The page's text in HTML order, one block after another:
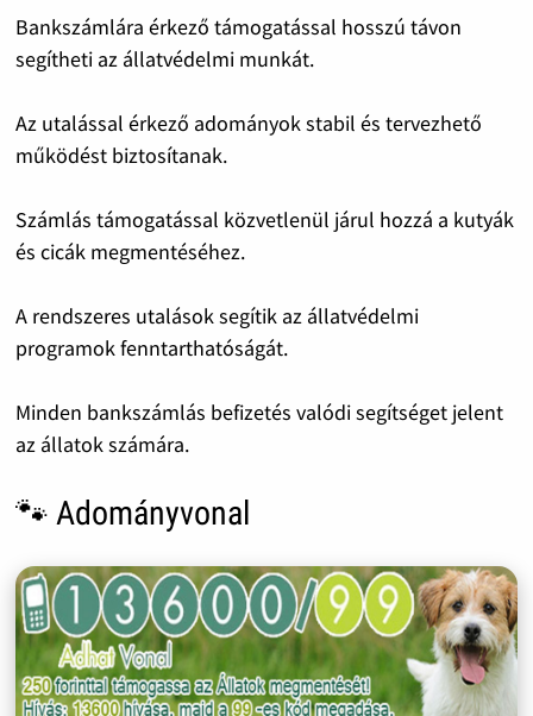
Bankszámlára érkező támogatással hosszú távon
segítheti az állatvédelmi munkát.
Az utalással érkező adományok stabil és tervezhető
működést biztosítanak.
Számlás támogatással közvetlenül járul hozzá a kutyák
és cicák megmentéséhez.
A rendszeres utalások segítik az állatvédelmi
programok fenntarthatóságát.
Minden bankszámlás befizetés valódi segítséget jelent
az állatok számára.
🐾 Adományvonal